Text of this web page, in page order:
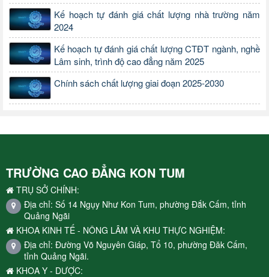
Kế hoạch tự đánh giá chất lượng nhà trường năm
2024
Kế hoạch tự đánh giá chất lượng CTĐT ngành, nghề
Lâm sinh, trình độ cao đẳng năm 2025
Chính sách chất lượng giai đoạn 2025-2030
TRƯỜNG CAO ĐẲNG KON TUM
TRỤ SỞ CHÍNH:
Địa chỉ: Số 14 Ngụy Như Kon Tum, phường Đắk Cấm, tỉnh
Quảng Ngãi
KHOA KINH TẾ - NÔNG LÂM VÀ KHU THỰC NGHIỆM:
Địa chỉ: Đường Võ Nguyên Giáp, Tổ 10, phường Đăk Cấm,
tỉnh Quảng Ngãi.
KHOA Y - DƯỢC: